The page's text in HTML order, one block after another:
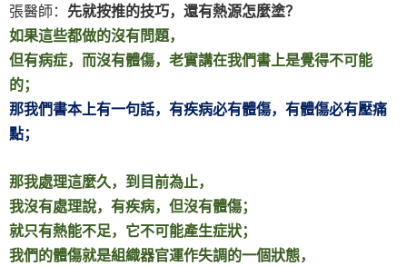
張醫師： 先就按推的技巧，還有熱源怎麼塗？
如果這些都做的沒有問題，
但有病症，而沒有體傷，老實講在我們書上是覺得不可能
的；
那我們書本上有一句話，有疾病必有體傷，有體傷必有壓痛
點；
那我處理這麼久，到目前為止，
我沒有處理說，有疾病，但沒有體傷；
就只有熱能不足，它不可能產生症狀；
我們的體傷就是組織器官運作失調的一個狀態，